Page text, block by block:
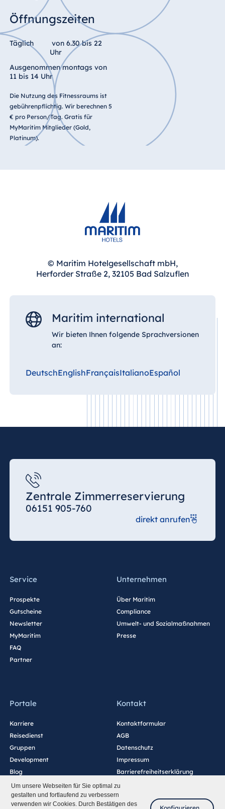
Um unsere Webseiten für Sie optimal zu
gestalten und fortlaufend zu verbessern
verwenden wir Cookies. Durch Bestätigen des
Öffnungszeiten
Täglich
von 6.30 bis 22
Uhr
Ausgenommen montags von
11 bis 14 Uhr
Die Nutzung des Fitnessraums ist
gebührenpflichtig. Wir berechnen 5
€ pro Person/Tag. Gratis für
MyMaritim Mitglieder (Gold,
Platinum).
© Maritim Hotelgesellschaft mbH,
Herforder Straße 2, 32105 Bad Salzuflen
Maritim international
Wir bieten Ihnen folgende Sprachversionen
an:
DeutschEnglishFrançaisItalianoEspañol
Zentrale Zimmerreservierung
06151 905-760
direkt anrufen
Service
Prospekte
Gutscheine
Newsletter
MyMaritim
FAQ
Partner
Unternehmen
Über Maritim
Compliance
Umwelt- und Sozialmaßnahmen
Presse
Portale
Karriere
Reisedienst
Gruppen
Development
Blog
Kontakt
Kontaktformular
AGB
Datenschutz
Impressum
Barrierefreiheitserklärung
Cookie-Einstellungen